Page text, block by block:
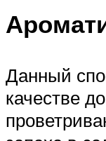
Данный
качестве